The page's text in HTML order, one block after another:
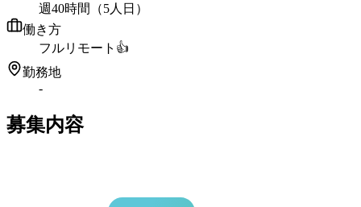
週40時間（5人日）
働き方
フルリモート 👍
勤務地
-
募集内容